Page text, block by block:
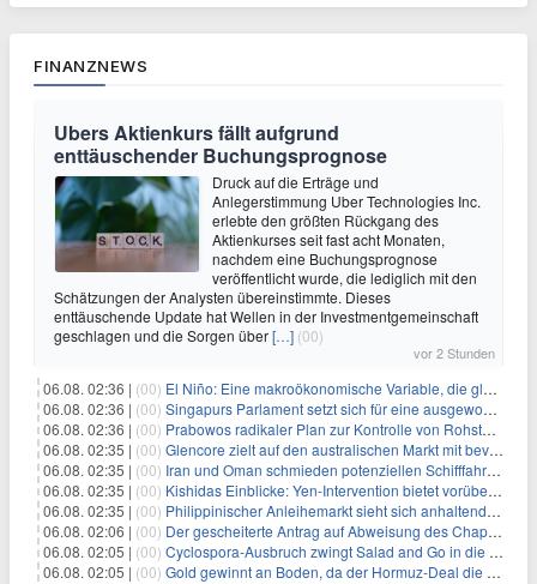
FINANZNEWS
Ubers Aktienkurs fällt aufgrund
enttäuschender Buchungsprognose
Druck auf die Erträge und
Anlegerstimmung Uber Technologies Inc.
erlebte den größten Rückgang des
Aktienkurses seit fast acht Monaten,
nachdem eine Buchungsprognose
veröffentlicht wurde, die lediglich mit den
Schätzungen der Analysten übereinstimmte. Dieses
enttäuschende Update hat Wellen in der Investmentgemeinschaft
geschlagen und die Sorgen über[…] (00)
vor 2 Stunden
06.08. 02:36 | (00) El Niño: Eine makroökonomische Variable, die globale Wirtschaftslandschaften umgestaltet
06.08. 02:36 | (00) Singapurs Parlament setzt sich für eine ausgewogene wirtschaftliche Zukunft ein
06.08. 02:36 | (00) Prabowos radikaler Plan zur Kontrolle von Rohstoffexporten steht vor konkurrierenden Visionen
06.08. 02:35 | (00) Glencore zielt auf den australischen Markt mit bevorstehendem Sekundärlisting
06.08. 02:35 | (00) Iran und Oman schmieden potenziellen Schifffahrtsvertrag im Hormuskanal
06.08. 02:35 | (00) Kishidas Einblicke: Yen-Intervention bietet vorübergehende Erleichterung, keine langfristige Lösung
06.08. 02:35 | (00) Philippinischer Anleihemarkt sieht sich anhaltendem Rückgang angesichts persistierender Inflationssorgen gegenüber
06.08. 02:06 | (00) Der gescheiterte Antrag auf Abweisung des Chapter 11 des ehemaligen Dolphin-CEOs
06.08. 02:05 | (00) Cyclospora-Ausbruch zwingt Salad and Go in die Insolvenz: Eine warnende Geschichte für Investoren
06.08. 02:05 | (00) Gold gewinnt an Boden, da der Hormuz-Deal die Zinserhöhungsängste lindert